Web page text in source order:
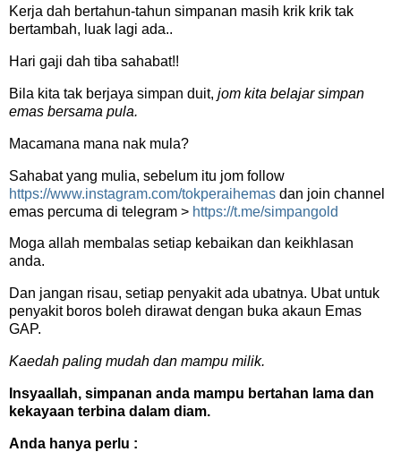
Kerja dah bertahun-tahun simpanan masih krik krik tak
bertambah, luak lagi ada..
Hari gaji dah tiba sahabat!!
Bila kita tak berjaya simpan duit, jom kita belajar simpan
emas bersama pula.
Macamana mana nak mula?
Sahabat yang mulia, sebelum itu jom follow
https://www.instagram.com/tokperaihemas dan join channel
emas percuma di telegram > https://t.me/simpangold
Moga allah membalas setiap kebaikan dan keikhlasan
anda.
Dan jangan risau, setiap penyakit ada ubatnya. Ubat untuk
penyakit boros boleh dirawat dengan buka akaun Emas
GAP.
Kaedah paling mudah dan mampu milik.
Insyaallah, simpanan anda mampu bertahan lama dan
kekayaan terbina dalam diam.
Anda hanya perlu :